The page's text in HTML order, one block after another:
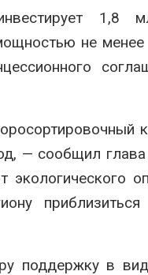
1,8
не менее
— сообщил
поддержку в
В китайской
эвакуировали
2026